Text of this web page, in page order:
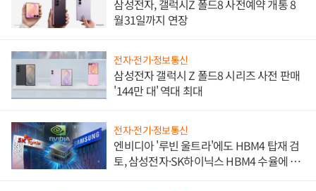
삼성전자, 갤럭시Z 폴드8 사전예약 개통 8
월31일까지 연장
전자·전기·정보통신
삼성전자 갤럭시 Z 폴드8 시리즈 사전 판매
'144만 대' 역대 최대
전자·전기·정보통신
엔비디아 '루빈 울트라'에도 HBM4 탑재 검
토, 삼성전자·SK하이닉스 HBM4 수율에 주